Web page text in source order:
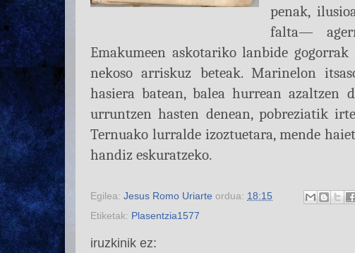
penak,
falta—
Emakumeen askotariko lanbide
nekoso arriskuz beteak. Marinelon
hasiera batean, balea hurrean
urruntzen hasten denean, pobreziatik
Ternuako lurralde izoztuetara, mende
handiz eskuratzeko.
Egilea: Jesus Romo Uriarte ordua: 18:15
Etiketak: Plasentzia1577
iruzkinik ez: